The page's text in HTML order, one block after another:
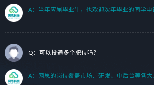
A：当年应届毕业生，也欢迎次年毕业的同学申
Q：可以投递多个职位吗？
A：网思的岗位覆盖市场、研发、中后台等各